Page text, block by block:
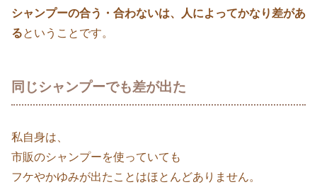
シャンプーの合う・合わないは、人によってかなり差があ
るということです。
同じシャンプーでも差が出た
私自身は、
市販のシャンプーを使っていても
フケやかゆみが出たことはほとんどありません。